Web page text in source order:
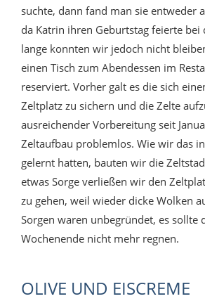
suchte, dann fand man sie entweder
da Katrin ihren Geburtstag feierte bei
lange konnten wir jedoch nicht
einen Tisch zum Abendessen im
reserviert. Vorher galt es die sich
Zeltplatz zu sichern und die Zelte
ausreichender Vorbereitung seit
Zeltaufbau problemlos. Wie wir das
gelernt hatten, bauten wir die
etwas Sorge verließen wir den
zu gehen, weil wieder dicke Wolken
Sorgen waren unbegründet, es sollte
Wochenende nicht mehr regnen.
OLIVE UND EISCREME